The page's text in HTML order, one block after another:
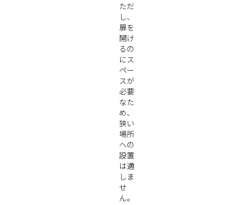
ただ
し、
扉を
開け
るの
にス
ペー
スが
必要
なた
め、
狭い
場所
への
設置
は適
しま
せ
ん。